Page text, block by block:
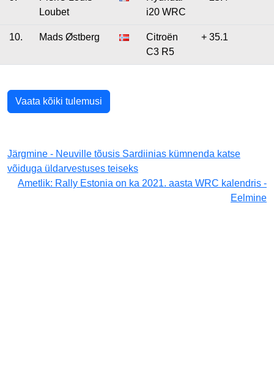
Loubet
i20 WRC
10. Mads Østberg
Citroën
C3 R5
+ 35.1
Vaata kõiki tulemusi
Järgmine - Neuville tõusis Sardiinias kümnenda katse
võiduga üldarvestuses teiseks
Ametlik: Rally Estonia on ka 2021. aasta WRC kalendris -
Eelmine